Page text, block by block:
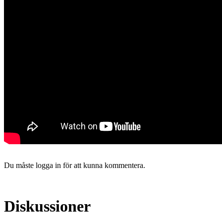
Du måste logga in för att kunna kommentera.
Diskussioner